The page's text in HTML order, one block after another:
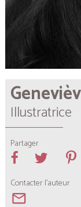
Illustratrice
Partager
Contacter l'auteur
mail_outline